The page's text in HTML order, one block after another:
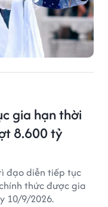
gia hạn thời
8.600 tỷ
đạo diễn tiếp tục
thức được gia
10/9/2026.